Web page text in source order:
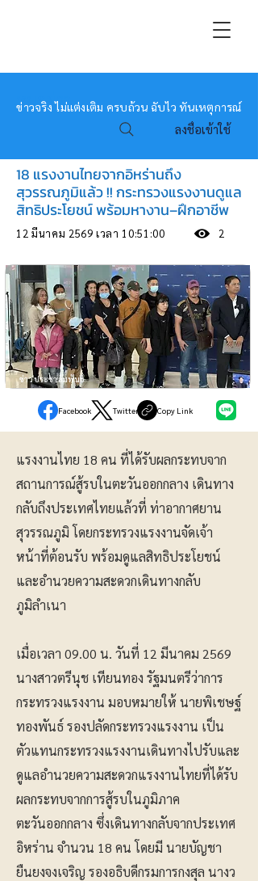
หมอข่าว
ข่าวจริง ไม่แต่งเติม ครบถ้วน ฉับไว ทันเหตุการณ์
ลงชื่อเข้าใช้
18 แรงงานไทยจากอิหร่านถึง
สุวรรณภูมิแล้ว !! กระทรวงแรงงานดูแล
สิทธิประโยชน์ พร้อมหางาน–ฝึกอาชีพ
12 มีนาคม 2569 เวลา 10:51:00 2
ข่าวประชาสัมพันธ์
Facebook Twitter Copy Link
แรงงานไทย 18 คน ที่ได้รับผลกระทบจาก
สถานการณ์สู้รบในตะวันออกกลาง เดินทาง
กลับถึงประเทศไทยแล้วที่ ท่าอากาศยาน
สุวรรณภูมิ โดยกระทรวงแรงงานจัดเจ้า
หน้าที่ต้อนรับ พร้อมดูแลสิทธิประโยชน์
และอำนวยความสะดวกเดินทางกลับ
ภูมิลำเนา
เมื่อเวลา 09.00 น. วันที่ 12 มีนาคม 2569
นางสาวตรีนุช เทียนทอง รัฐมนตรีว่าการ
กระทรวงแรงงาน มอบหมายให้ นายพิเชษฐ์
ทองพันธ์ รองปลัดกระทรวงแรงงาน เป็น
ตัวแทนกระทรวงแรงงานเดินทางไปรับและ
ดูแลอำนวยความสะดวกแรงงานไทยที่ได้รับ
ผลกระทบจากการสู้รบในภูมิภาค
ตะวันออกกลาง ซึ่งเดินทางกลับจากประเทศ
อิหร่าน จำนวน 18 คน โดยมี นายบัญชา
ยืนยงจงเจริญ รองอธิบดีกรมการกงสุล นางว